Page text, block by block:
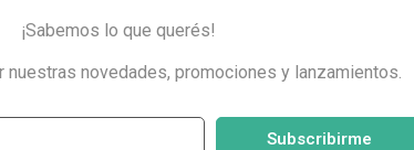
¡Sabemos lo que querés!
novedades, promociones y lanzamientos.
Subscribirme